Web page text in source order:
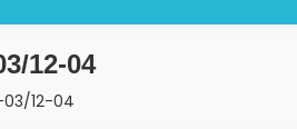
12-04
12-04